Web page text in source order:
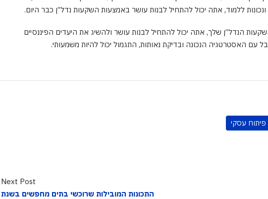
ללמוד, אתה יכול להתחיל לבנות עושר באמצעות השקעות נדל”ן כבר היום.
הנדל”ן שלך, אתה יכול להתחיל לבנות עושר ולהשיג את היעדים הפיננסיים
האסטרטגיה הנכונה ובדיקת נאותות, התגמול יכול להיות משמעותי.
פיתוח עסקי
Next Post
התכונות המובילות שרוכשי בתים מחפשים בשנת